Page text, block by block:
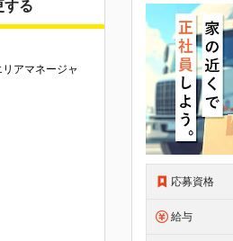
する
アマネージャ
応募資格
給与